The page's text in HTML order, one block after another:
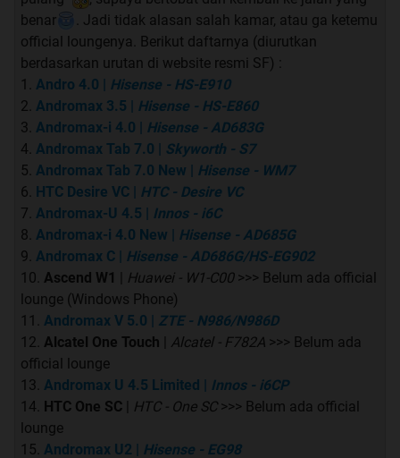
benar
. Jadi tidak alasan salah kamar, atau ga ketemu
official loungenya. Berikut daftarnya (diurutkan
berdasarkan urutan di website resmi SF) :
Andro 4.0
Hisense - HS-E910
Andromax 3.5
Hisense - HS-E860
Andromax-i 4.0
Hisense - AD683G
Andromax Tab 7.0
Skyworth - S7
Andromax Tab 7.0 New
Hisense - WM7
HTC Desire VC
HTC - Desire VC
Andromax-U 4.5
Innos - i6C
Andromax-i 4.0 New
Hisense - AD685G
Andromax C
Hisense - AD686G/HS-EG902
Ascend W1
Huawei - W1-C00>>> Belum ada official
lounge (Windows Phone)
Andromax V 5.0
ZTE - N986/N986D
Alcatel One Touch
Alcatel - F782A >>> Belum ada
official lounge
Andromax U 4.5 Limited
Innos - i6CP
HTC One SC
HTC - One SC>>> Belum ada official
lounge
Andromax U2
Hisense - EG98